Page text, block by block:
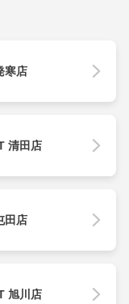
寒店
清田店
田店
旭川店